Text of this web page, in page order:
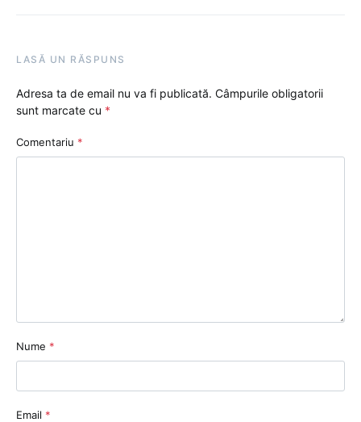
LASĂ UN RĂSPUNS
Adresa ta de email nu va fi publicată. Câmpurile obligatorii
sunt marcate cu *
Comentariu *
Nume *
Email *